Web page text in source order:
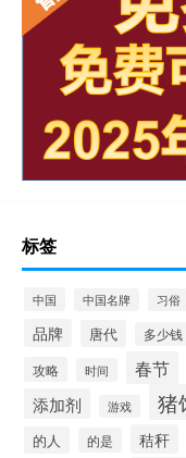
标签
中国 中国名牌 习俗
品牌 唐代 多少钱
攻略 时间 春节
添加剂 游戏 猪
的人 的是 秸秆